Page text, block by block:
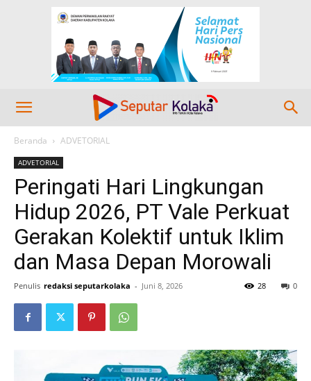
Beranda ADVETORIAL
ADVETORIAL
Peringati Hari Lingkungan
Hidup 2026, PT Vale Perkuat
Gerakan Kolektif untuk Iklim
dan Masa Depan Morowali
Penulis redaksi seputarkolaka - Juni 8, 2026 0
28